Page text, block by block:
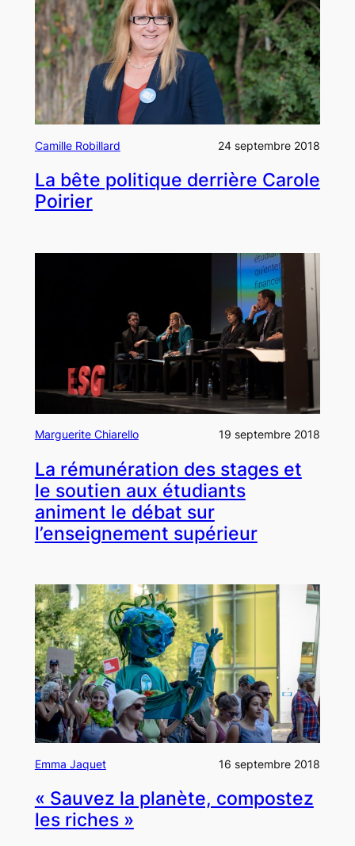
Camille Robillard 24 septembre 2018
La bête politique derrière Carole
Poirier
Marguerite Chiarello 19 septembre 2018
La rémunération des stages et
le soutien aux étudiants
animent le débat sur
l’enseignement supérieur
Emma Jaquet 16 septembre 2018
« Sauvez la planète, compostez
les riches »